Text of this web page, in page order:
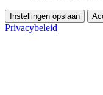
Instellingen opslaan
Privacybeleid